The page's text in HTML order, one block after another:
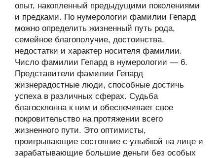
опыт, накопленный предыдущими поколениями
и предками. По нумерологии фамилии Гепард
можно определить жизненный путь рода,
семейное благополучие, достоинства,
недостатки и характер носителя фамилии.
Число фамилии Гепард в нумерологии — 6.
Представители фамилии Гепард
жизнерадостные люди, способные достичь
успеха в различных сферах. Судьба
благосклонна к ним и обеспечивает свое
покровительство на протяжении всего
жизненного пути. Это оптимисты,
проигрывающие состояние с улыбкой на лице и
зарабатывающие большие деньги без особых